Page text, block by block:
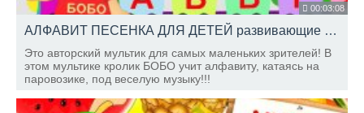
00:03:08
АЛФАВИТ ПЕСЕНКА ДЛЯ ДЕТЕЙ развивающие мультики ШКОЛА КРОЛИКА БОБО
Это авторский мультик для самых маленьких зрителей! В
этом мультике кролик БОБО учит алфавиту, катаясь на
паровозике, под веселую музыку!!!